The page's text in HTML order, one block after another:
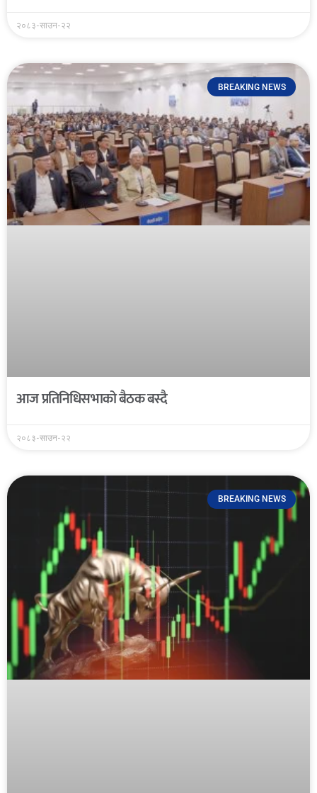
२०८३-साउन-२२
BREAKING NEWS
आज प्रतिनिधिसभाको बैठक बस्दै
२०८३-साउन-२२
BREAKING NEWS